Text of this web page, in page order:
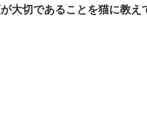
大切であることを猫に教え